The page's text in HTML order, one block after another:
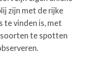
zijn met de rijke
te vinden is, met
te spotten